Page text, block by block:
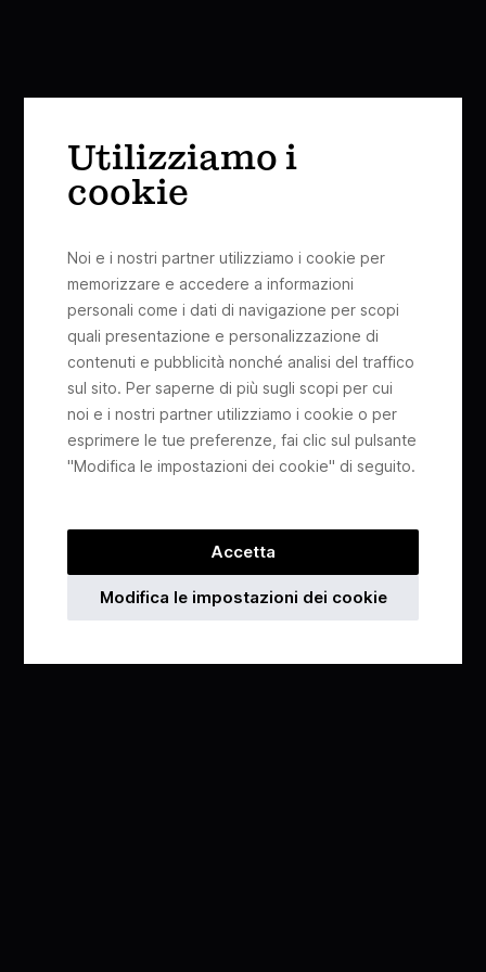
Utilizziamo i
cookie
Noi e i nostri partner utilizziamo i cookie per
memorizzare e accedere a informazioni
personali come i dati di navigazione per scopi
quali presentazione e personalizzazione di
contenuti e pubblicità nonché analisi del traffico
sul sito. Per saperne di più sugli scopi per cui
noi e i nostri partner utilizziamo i cookie o per
esprimere le tue preferenze, fai clic sul pulsante
"Modifica le impostazioni dei cookie" di seguito.
Accetta
Modifica le impostazioni dei cookie